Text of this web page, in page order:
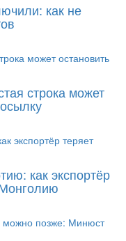
как не
строка может
как экспортёр